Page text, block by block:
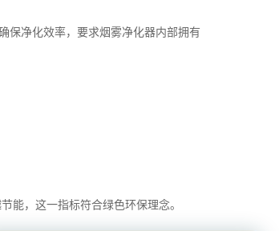
保净化效率，要求烟雾净化器内部拥有
能，这一指标符合绿色环保理念。